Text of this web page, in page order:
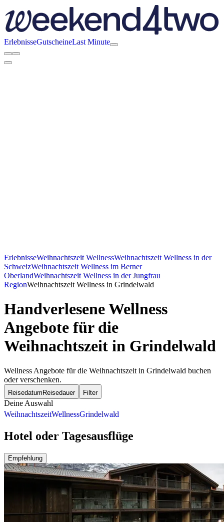
ErlebnisseGutscheineLast Minute
ErlebnisseWeihnachtszeit WellnessWeihnachtszeit Wellness in der
SchweizWeihnachtszeit Wellness im Berner
OberlandWeihnachtszeit Wellness in der Jungfrau
RegionWeihnachtszeit Wellness in Grindelwald
Handverlesene Wellness
Angebote für die
Weihnachtszeit in Grindelwald
Wellness Angebote für die Weihnachtszeit in Grindelwald buchen
oder verschenken.
Reisedatum Reisedauer Filter
Deine Auswahl
WeihnachtszeitWellnessGrindelwald
Hotel oder Tagesausflüge
Empfehlung